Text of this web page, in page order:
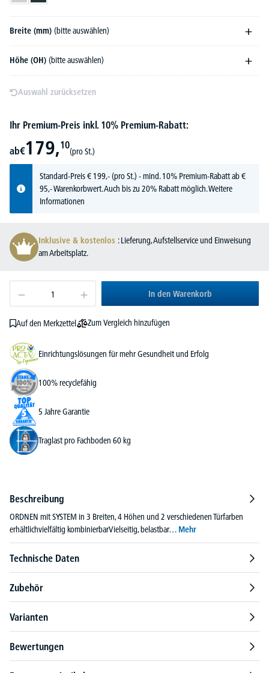
Breite (mm) (bitte auswählen)
Höhe (OH) (bitte auswählen)
Auswahl zurücksetzen
Ihr Premium-Preis inkl. 10% Premium-Rabatt:
ab€179,10
(pro St.)
Standard-Preis€ 199,-(pro St.) - mind. 10% Premium-Rabatt ab €
95,- Warenkorbwert. Auch bis zu 20% Rabatt möglich.Weitere
Informationen
Inklusive & kostenlos : Lieferung, Aufstellservice und Einweisung
am Arbeitsplatz.
In den Warenkorb
Auf den Merkzettel Zum Vergleich hinzufügen
Einrichtungslösungen für mehr Gesundheit und Erfolg
100% recyclefähig
5 Jahre Garantie
Traglast pro Fachboden 60 kg
Beschreibung
ORDNEN mit SYSTEM in 3 Breiten, 4 Höhen und 2 verschiedenen Türfarben
erhältlichvielfältig kombinierbarVielseitig, belastbar… Mehr
Technische Daten
Zubehör
Varianten
Bewertungen